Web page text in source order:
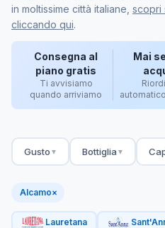
in moltissime città italiane, scopri
cliccando qui.
Consegna al
piano gratis
Ti avvisiamo
quando arriviamo
Mai
Gusto ▼ Bottiglia ▼
Alcamo×
Lauretana